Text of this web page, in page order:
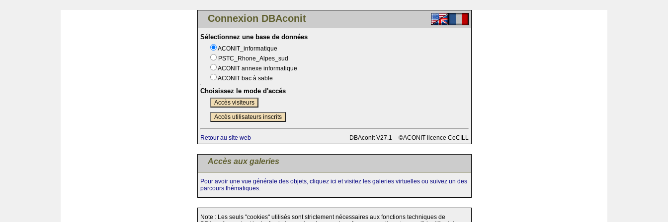
Connexion DBAconit
Sélectionnez une base de données
ACONIT_informatique
PSTC_Rhone_Alpes_sud
ACONIT annexe informatique
ACONIT bac à sable
Choisissez le mode d'accés
Accès visiteurs
Accès utilisateurs inscrits
Retour au site web DBAconit V27.1 – ©ACONIT licence CeCILL
Accès aux galeries
Pour avoir une vue générale des objets, cliquez ici et visitez les galeries virtuelles ou suivez un des
parcours thématiques.
Note : Les seuls "cookies" utilisés sont strictement nécessaires aux fonctions techniques de